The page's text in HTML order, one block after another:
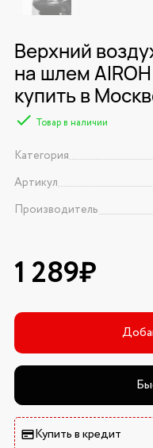
Верхний
на шлем
купить в
Товар в наличии
Категория
Артикул
Производитель
1 289₽
Купить в кредит